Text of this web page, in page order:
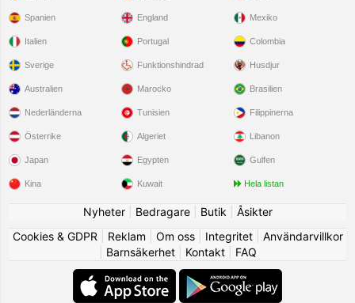
Spanien
Italien
Sverige
England
Portugal
Funktionshindrad
Mexiko
Colombia
Husdjur
Australien
Nederländerna
Österrike
Japan
Kina
Marocko
Tunisien
Algeriet
Egypten
Kuwait
Brasilien
Filippinerna
Libanon
Gulfen
Hela listan
Nyheter| Bedragare| Butik
Åsikter
Cookies & GDPR
Reklam Om oss| Integritet| Användarvillkor
Barnsäkerhet| Kontakt| FAQ